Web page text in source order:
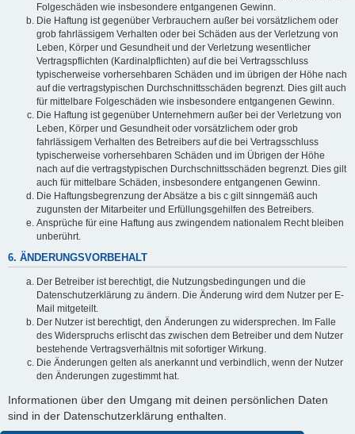
Folgeschäden wie insbesondere entgangenen Gewinn.
Die Haftung ist gegenüber Verbrauchern außer bei vorsätzlichem oder
grob fahrlässigem Verhalten oder bei Schäden aus der Verletzung von
Leben, Körper und Gesundheit und der Verletzung wesentlicher
Vertragspflichten (Kardinalpflichten) auf die bei Vertragsschluss
typischerweise vorhersehbaren Schäden und im übrigen der Höhe nach
auf die vertragstypischen Durchschnittsschäden begrenzt. Dies gilt auch
für mittelbare Folgeschäden wie insbesondere entgangenen Gewinn.
Die Haftung ist gegenüber Unternehmern außer bei der Verletzung von
Leben, Körper und Gesundheit oder vorsätzlichem oder grob
fahrlässigem Verhalten des Betreibers auf die bei Vertragsschluss
typischerweise vorhersehbaren Schäden und im Übrigen der Höhe
nach auf die vertragstypischen Durchschnittsschäden begrenzt. Dies gilt
auch für mittelbare Schäden, insbesondere entgangenen Gewinn.
Die Haftungsbegrenzung der Absätze a bis c gilt sinngemäß auch
zugunsten der Mitarbeiter und Erfüllungsgehilfen des Betreibers.
Ansprüche für eine Haftung aus zwingendem nationalem Recht bleiben
unberührt.
6. ÄNDERUNGSVORBEHALT
Der Betreiber ist berechtigt, die Nutzungsbedingungen und die
Datenschutzerklärung zu ändern. Die Änderung wird dem Nutzer per E-
Mail mitgeteilt.
Der Nutzer ist berechtigt, den Änderungen zu widersprechen. Im Falle
des Widerspruchs erlischt das zwischen dem Betreiber und dem Nutzer
bestehende Vertragsverhältnis mit sofortiger Wirkung.
Die Änderungen gelten als anerkannt und verbindlich, wenn der Nutzer
den Änderungen zugestimmt hat.
Informationen über den Umgang mit deinen persönlichen Daten
sind in der Datenschutzerklärung enthalten.